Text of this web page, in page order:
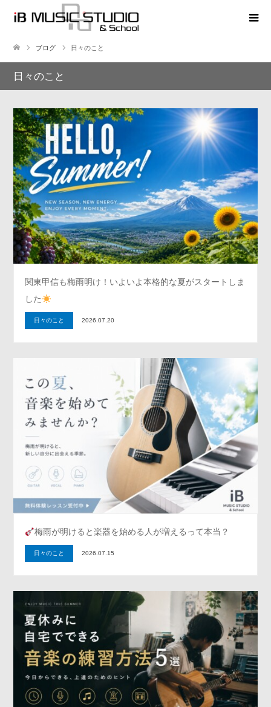
ブログ 日々のこと
日々のこと
関東甲信も梅雨明け！いよいよ本格的な夏がスタートしま
した
日々のこと 2026.07.20
梅雨が明けると楽器を始める人が増えるって本当？
日々のこと 2026.07.15